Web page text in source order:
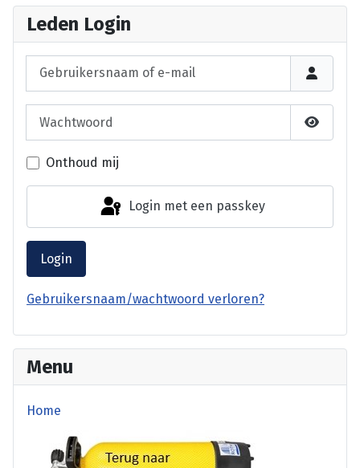
Leden Login
Gebruikersnaam of e-mail
Wachtwoord
Laat
Onthoud mij
Login met een passkey
Login
Gebruikersnaam/wachtwoord verloren?
Menu
Home